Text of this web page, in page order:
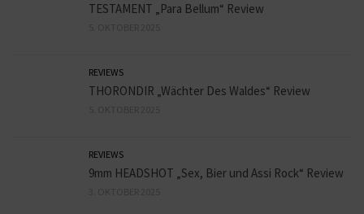
TESTAMENT „Para Bellum“ Review
REVIEWS
THORONDIR „Wächter Des Waldes“ Review
REVIEWS
9mm HEADSHOT „Sex, Bier und Assi Rock“ Review